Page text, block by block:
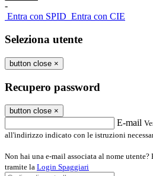
-
Entra con SPID Entra con CIE
Seleziona utente
button close ×
Recupero password
button close ×
E-mail
all'indirizzo indicato con le istruzioni
Non hai una e-mail associata al nome
tramite la Login Spaggiari